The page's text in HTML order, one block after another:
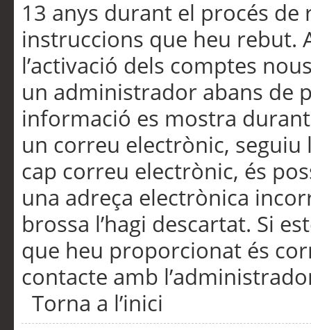
13 anys durant el procés de
instruccions que heu rebut.
l’activació dels comptes
un administrador abans de
informació es mostra
un correu electrònic,
cap correu electrònic, és
una adreça electrònica
brossa l’hagi descartat. Si
que heu proporcionat és
contacte amb
Torna a l’inici